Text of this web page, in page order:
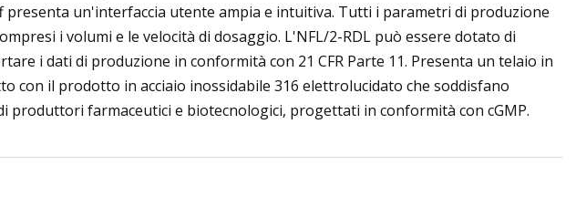
presenta un'interfaccia utente ampia e intuitiva. Tutti i parametri di produzione
i volumi e le velocità di dosaggio. L'NFL/2-RDL può essere dotato di
i dati di produzione in conformità con 21 CFR Parte 11. Presenta un telaio in
con il prodotto in acciaio inossidabile 316 elettrolucidato che soddisfano
produttori farmaceutici e biotecnologici, progettati in conformità con cGMP.